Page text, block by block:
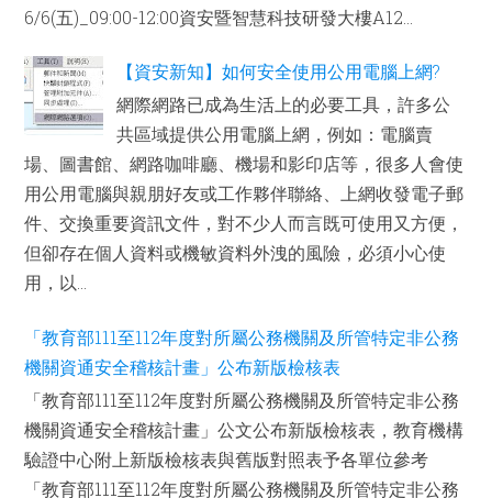
6/6(五)_09:00-12:00資安暨智慧科技研發大樓A12...
【資安新知】如何安全使用公用電腦上網?
網際網路已成為生活上的必要工具，許多公
共區域提供公用電腦上網，例如：電腦賣
場、圖書館、網路咖啡廳、機場和影印店等，很多人會使
用公用電腦與親朋好友或工作夥伴聯絡、上網收發電子郵
件、交換重要資訊文件，對不少人而言既可使用又方便，
但卻存在個人資料或機敏資料外洩的風險，必須小心使
用，以...
「教育部111至112年度對所屬公務機關及所管特定非公務
機關資通安全稽核計畫」公布新版檢核表
「教育部111至112年度對所屬公務機關及所管特定非公務
機關資通安全稽核計畫」公文公布新版檢核表，教育機構
驗證中心附上新版檢核表與舊版對照表予各單位參考
「教育部111至112年度對所屬公務機關及所管特定非公務